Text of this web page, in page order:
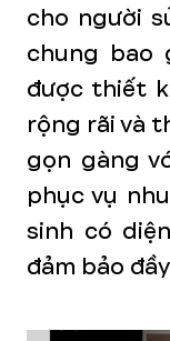
cho người
chung bao
được thiết
rộng rãi và
gọn gàng
phục vụ
sinh có
đảm bảo